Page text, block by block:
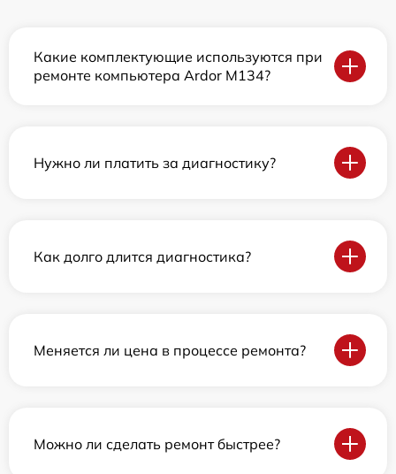
Какие комплектующие используются при
ремонте компьютера Ardor M134?
Нужно ли платить за диагностику?
Как долго длится диагностика?
Меняется ли цена в процессе ремонта?
Можно ли сделать ремонт быстрее?